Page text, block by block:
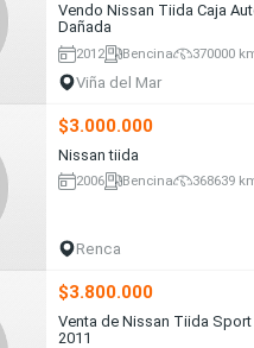
Vendo Nissan Tiida Caja
Dañada
2012 Bencina 370000
Viña del Mar
$3.000.000
Nissan tiida
2006 Bencina 368639
Renca
$3.800.000
Venta de Nissan Tiida Sport
2011